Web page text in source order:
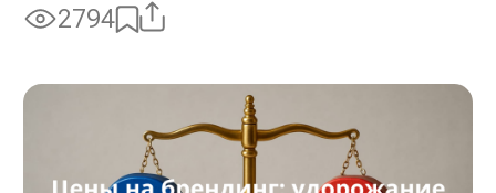
Просмотры:
2794 Добавить
Поделиться